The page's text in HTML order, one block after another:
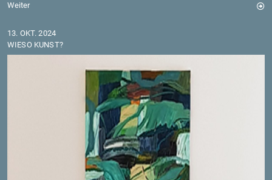
Wei­ter
13. OKT. 2024
WIESO KUNST?